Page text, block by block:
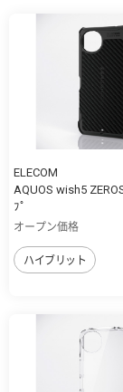
ELECOM
AQUOS wish5
ﾌﾟ
オープン価格
ハイブリット